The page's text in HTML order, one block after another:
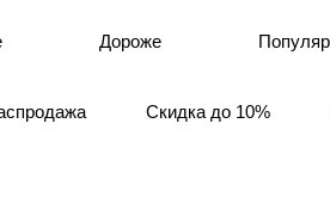
Дороже
Скидка до 10%